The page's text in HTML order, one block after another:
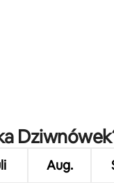
11 omdömen
Aug.